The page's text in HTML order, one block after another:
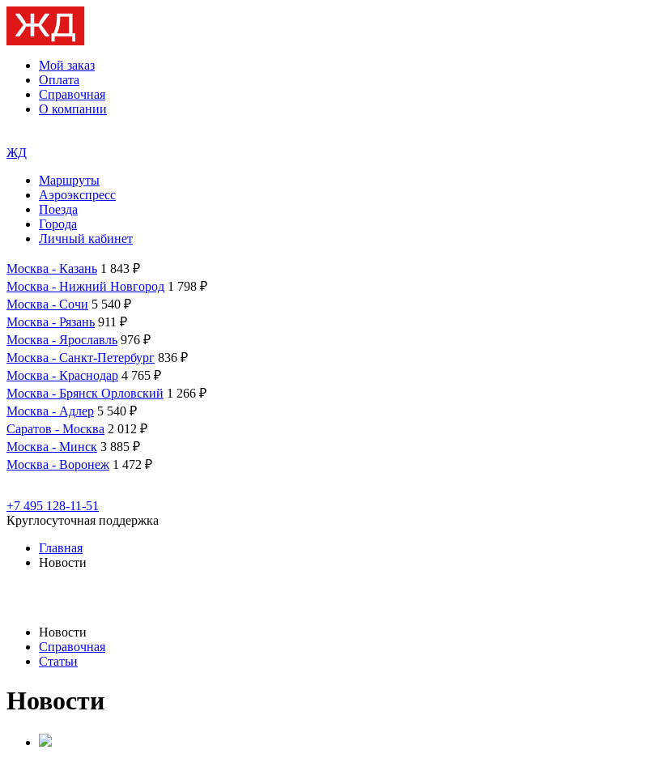
Мой заказ
Оплата
Справочная
О компании
ЖД
Маршруты
Аэроэкспресс
Поезда
Города
Личный кабинет
Москва - Казань 1 843 ₽
Москва - Нижний Новгород 1 798 ₽
Москва - Сочи 5 540 ₽
Москва - Рязань 911 ₽
Москва - Ярославль 976 ₽
Москва - Санкт-Петербург 836 ₽
Москва - Краснодар 4 765 ₽
Москва - Брянск Орловский 1 266 ₽
Москва - Адлер 5 540 ₽
Саратов - Москва 2 012 ₽
Москва - Минск 3 885 ₽
Москва - Воронеж 1 472 ₽
+7 495 128-11-51
Круглосуточная поддержка
Главная
Новости
Новости
Справочная
Статьи
Новости